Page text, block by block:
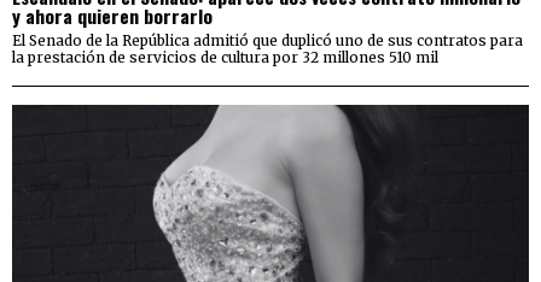
y ahora quieren borrarlo
El Senado de la República admitió que duplicó uno de sus contratos para
la prestación de servicios de cultura por 32 millones 510 mil